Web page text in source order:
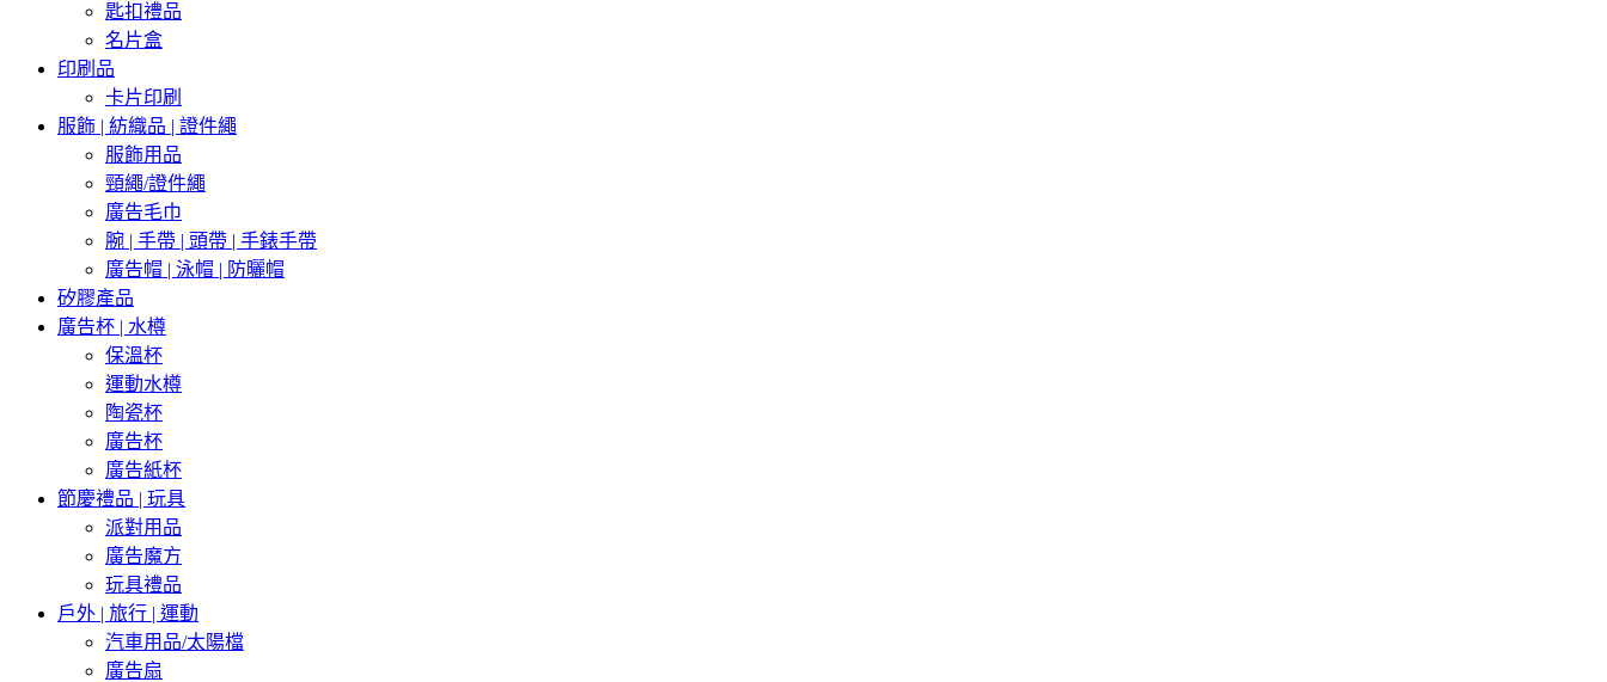
匙扣禮品
名片盒
印刷品
卡片印刷
服飾 | 紡織品 | 證件繩
服飾用品
頸繩/證件繩
廣告毛巾
腕 | 手帶 | 頭帶 | 手錶手帶
廣告帽 | 泳帽 | 防曬帽
矽膠產品
廣告杯 | 水樽
保溫杯
運動水樽
陶瓷杯
廣告杯
廣告紙杯
節慶禮品 | 玩具
派對用品
廣告魔方
玩具禮品
戶外 | 旅行 | 運動
汽車用品/太陽檔
廣告扇